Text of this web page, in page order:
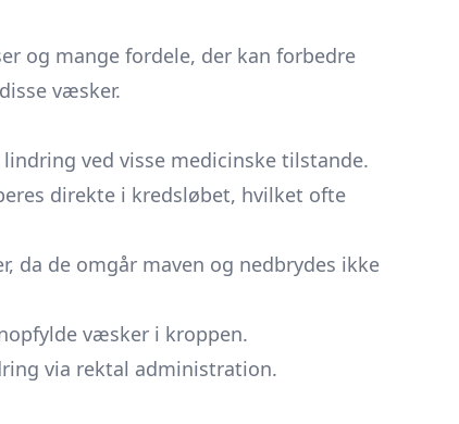
og mange fordele, der kan forbedre
væsker.
ved visse medicinske tilstande.
direkte i kredsløbet, hvilket ofte
de omgår maven og nedbrydes ikke
væsker i kroppen.
via rektal administration.